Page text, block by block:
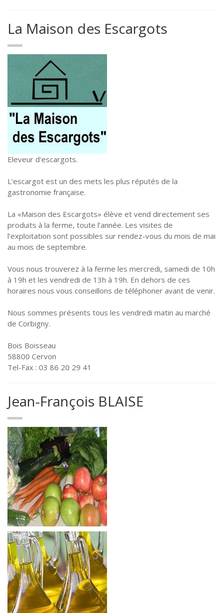
La Maison des Escargots
Eleveur d'escargots.
L’escargot est un des mets les plus réputés de la
gastronomie française.
La «Maison des Escargots» élève et vend directement ses
produits à la ferme, toute l’année. Les visites de
l’exploitation sont possibles sur rendez-vous du mois de mai
au mois de septembre.
Vous nous trouverez à la ferme les mercredi, samedi de 10h
à 19h et les vendredi de 13h à 19h. En dehors de ces
horaires nous vous conseillons de téléphoner avant de venir.
Nous sommes présents tous les vendredi matin au marché
de Corbigny.
Bois Boisseau
58800 Cervon
Tel-Fax : 03 86 20 29 41
Jean-François BLAISE